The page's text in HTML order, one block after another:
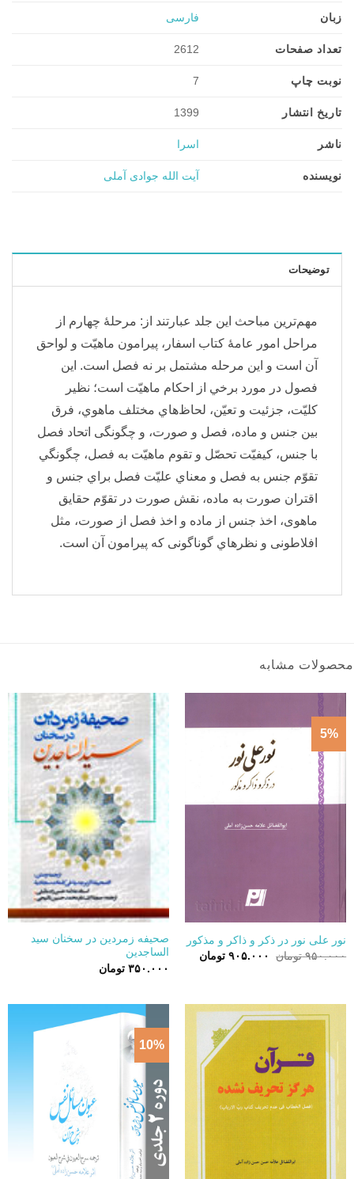
زبان فارسی
تعداد صفحات 2612
نوبت چاپ 7
تاریخ انتشار 1399
ناشر اسرا
نویسنده آیت الله جوادی آملی
توضیحات
مهم‌ترین مباحث این جلد عبارتند از: مرحلۀ چهارم از
مراحل امور عامۀ كتاب اسفار، پيرامون ماهيّت و لواحق
آن است و اين مرحله مشتمل بر نه فصل است. اين
فصول در مورد برخي از احكام ماهيّت است؛ نظير
كليّت، جزئيت و تعيّن، لحاظ‌هاي مختلف ماهوي، فرق
بين جنس و ماده، فصل و صورت، و چگونگی اتحاد فصل
با جنس، كيفيّت تحصّل و تقوم ماهيّت به فصل، چگونگي
تقوّم جنس به فصل و معناي عليّت فصل براي جنس و
اقتران صورت به ماده، نقش صورت در تقوّم حقايق
ماهوی، اخذ جنس از ماده و اخذ فصل از صورت، مثل
افلاطونی و نظرهاي گوناگونی كه پيرامون آن است.
محصولات مشابه
5%
نور علی نور در ذکر و ذاکر و مذکور
۹۵۰.۰۰۰ تومان
قیمت
۹۰۵.۰۰۰ تومانقیمت
صحیفه زمردین در سخنان سید
الساجدین
۳۵۰.۰۰۰ تومان
10%